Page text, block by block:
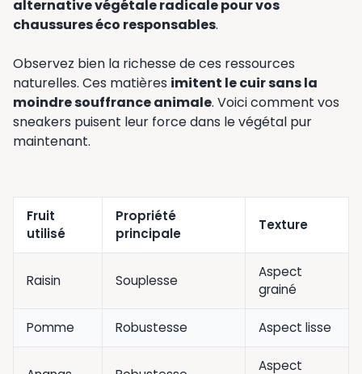
alternative végétale radicale pour vos
chaussures éco responsables.
Observez bien la richesse de ces ressources
naturelles. Ces matières imitent le cuir sans la
moindre souffrance animale. Voici comment vos
sneakers puisent leur force dans le végétal pur
maintenant.
Fruit
utilisé
Propriété
principale
Texture
Raisin Souplesse
Aspect
grainé
Pomme Robustesse Aspect lisse
Aspect